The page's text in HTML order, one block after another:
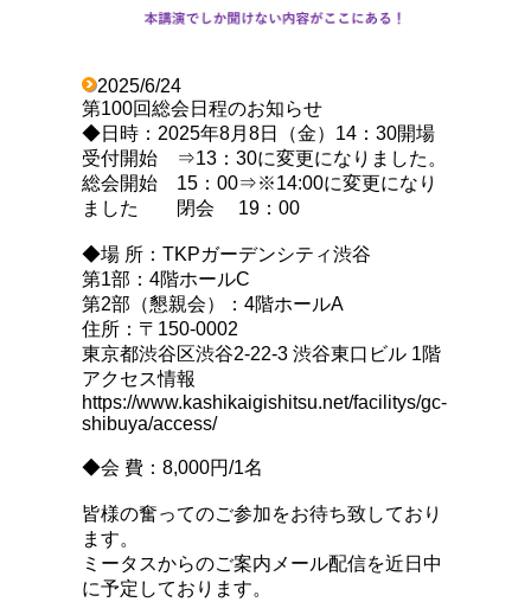
2025/6/24
第100回総会日程のお知らせ
◆日時：2025年8月8日（金） 14：30開場
受付開始 ⇒13：30に変更になりました。
総会開始 15：00⇒※14:00に変更になり
ました 閉会 19：00
◆場 所：TKPガーデンシティ渋谷
第1部：4階ホールC
第2部（懇親会）：4階ホールA
住所：〒150-0002
東京都渋谷区渋谷2-22-3 渋谷東口ビル 1階
アクセス情報
https://www.kashikaigishitsu.net/facilitys/gc-
shibuya/access/
◆会 費：8,000円/1名
皆様の奮ってのご参加をお待ち致しており
ます。
ミータスからのご案内メール配信を近日中
に予定しております。